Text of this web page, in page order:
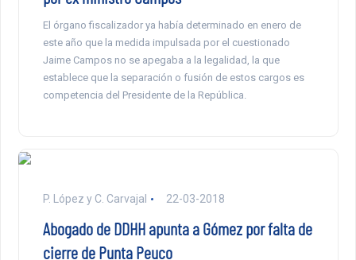
El órgano fiscalizador ya había determinado en enero de
este año que la medida impulsada por el cuestionado
Jaime Campos no se apegaba a la legalidad, la que
establece que la separación o fusión de estos cargos es
competencia del Presidente de la República.
P. López y C. Carvajal 22-03-2018
Abogado de DDHH apunta a Gómez por falta de
cierre de Punta Peuco